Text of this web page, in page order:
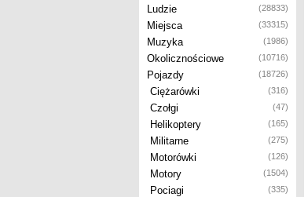
Ludzie (28833)
Miejsca (33315)
Muzyka (1986)
Okolicznościowe (10716)
Pojazdy (18726)
Ciężarówki (316)
Czołgi (47)
Helikoptery (165)
Militarne (275)
Motorówki (126)
Motory (1504)
Pociagi (335)